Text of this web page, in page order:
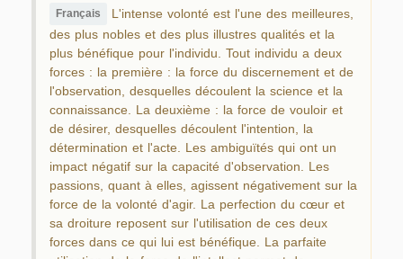
Français
L'intense volonté est l'une des meilleures,
des plus nobles et des plus illustres qualités et la
plus bénéfique pour l'individu. Tout individu a deux
forces : la première : la force du discernement et de
l'observation, desquelles découlent la science et la
connaissance. La deuxième : la force de vouloir et
de désirer, desquelles découlent l'intention, la
détermination et l'acte. Les ambiguïtés qui ont un
impact négatif sur la capacité d'observation. Les
passions, quant à elles, agissent négativement sur la
force de la volonté d'agir. La perfection du cœur et
sa droiture reposent sur l'utilisation de ces deux
forces dans ce qui lui est bénéfique. La parfaite